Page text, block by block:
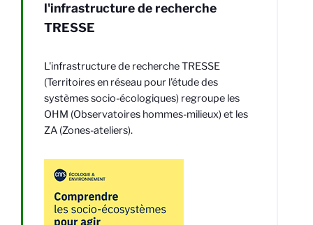
l'infrastructure de recherche
TRESSE
L'infrastructure de recherche TRESSE
(Territoires en réseau pour l'étude des
systèmes socio-écologiques) regroupe les
OHM (Observatoires hommes-milieux) et les
ZA (Zones-ateliers).